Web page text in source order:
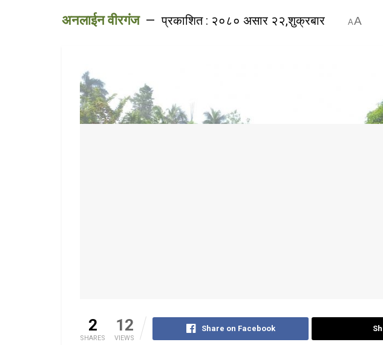
अनलाईन वीरगंज प्रकाशित : २०८० असार २२,शुक्रबार AA
2
SHARES
12
VIEWS
Share on Facebook